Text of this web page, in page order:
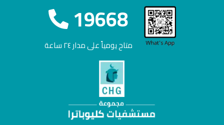
19668
متاح يومياً على مدار ٢٤ ساعة